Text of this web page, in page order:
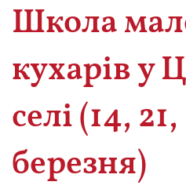
Школа
кухарів у
селі (14,
березня)